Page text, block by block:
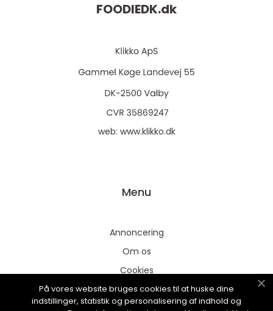
FOODIEDK.dk
web: www.klikko.dk
Menu
Annoncering
Om os
Cookies
Kontakt os
Sitemap
På vores website bruges cookies til at huske dine
indstillinger, statistik og personalisering af indhold og